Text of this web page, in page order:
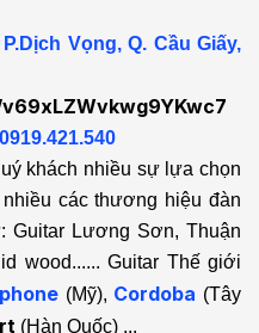
Vọng, Q. Cầu Giấy,
khách nhiều sự lựa chọn
các thương hiệu đàn
Guitar Lương Sơn, Thuận
wood...... Guitar Thế giới
(Mỹ), Cordoba (Tây
(Hàn Quốc) ...